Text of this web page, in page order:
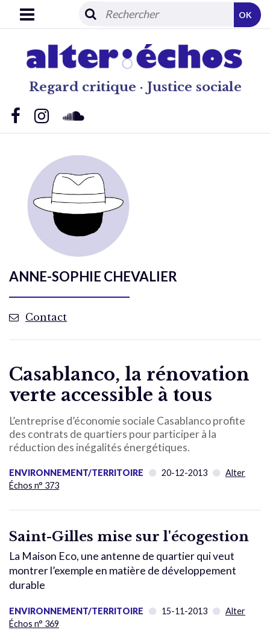
Regard critique · Justice sociale
OK
ANNE-SOPHIE CHEVALIER
Contact
Casablanco, la rénovation
verte accessible à tous
L’entreprise d’économie sociale Casablanco profite
des contrats de quartiers pour participer à la
réduction des inégalités énergétiques.
ENVIRONNEMENT/TERRITOIRE 20-12-2013
Alter
Échos n° 373
Saint-Gilles mise sur l'écogestion
La Maison Eco, une antenne de quartier qui veut
montrer l’exemple en matière de développement
durable
ENVIRONNEMENT/TERRITOIRE 15-11-2013
Alter
Échos n° 369